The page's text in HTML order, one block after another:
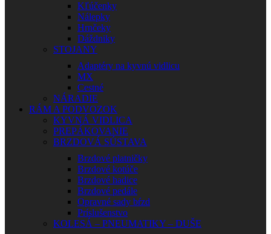
Kľúčenky
Nálepky
Hrnčeky
Dáždniky
STOJANY
Adaptéry na kyvnú vidlicu
MX
Cestné
NÁRADIE
RÁM A PODVOZOK
KYVNÁ VIDLICA
PREPÁKOVANIE
BRZDOVÁ SÚSTAVA
Brzdové platničky
Brzdové kotúče
Brzdové hadice
Brzdové pedále
Opravné sady bŕzd
Príslušenstvo
KOLESÁ – PNEUMATIKY – DUŠE